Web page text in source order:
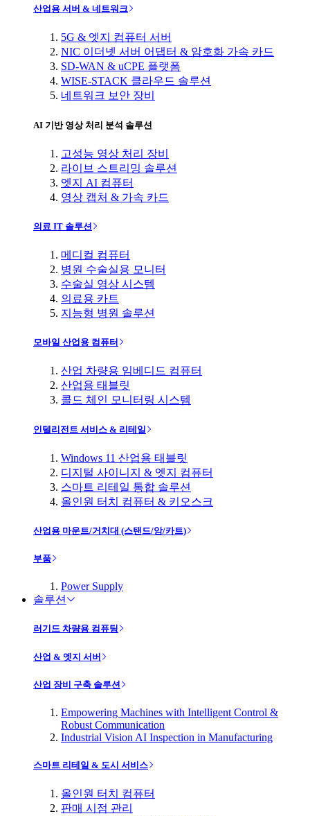
산업용 서버 & 네트워크
5G & 엣지 컴퓨터 서버
NIC 이더넷 서버 어댑터 & 암호화 가속 카드
SD-WAN & uCPE 플랫폼
WISE-STACK 클라우드 솔루션
네트워크 보안 장비
AI 기반 영상 처리 분석 솔루션
고성능 영상 처리 장비
라이브 스트리밍 솔루션
엣지 AI 컴퓨터
영상 캡처 & 가속 카드
의료 IT 솔루션
메디컬 컴퓨터
병원 수술실용 모니터
수술실 영상 시스템
의료용 카트
지능형 병원 솔루션
모바일 산업용 컴퓨터
산업 차량용 임베디드 컴퓨터
산업용 태블릿
콜드 체인 모니터링 시스템
인텔리전트 서비스 & 리테일
Windows 11 산업용 태블릿
디지털 사이니지 & 엣지 컴퓨터
스마트 리테일 통합 솔루션
올인원 터치 컴퓨터 & 키오스크
산업용 마운트/거치대 (스탠드/암/카트)
부품
Power Supply
솔루션
러기드 차량용 컴퓨팅
산업 & 엣지 서버
산업 장비 구축 솔루션
Empowering Machines with Intelligent Control &
Robust Communication
Industrial Vision AI Inspection in Manufacturing
스마트 리테일 & 도시 서비스
올인원 터치 컴퓨터
판매 시점 관리